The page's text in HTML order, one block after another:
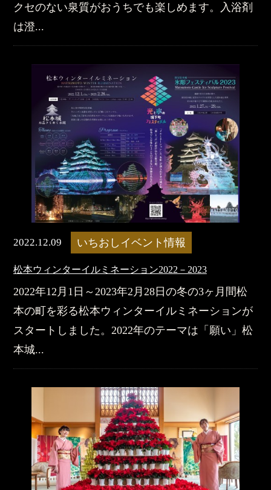
クセのない泉質がおうちでも楽しめます。入浴剤
は澄...
2022.12.09 いちおしイベント情報
松本ウィンターイルミネーション2022－2023
2022年12月1日～2023年2月28日の冬の3ヶ月間松
本の町を彩る松本ウィンターイルミネーションが
スタートしました。​2022年のテーマは「願い」松
本城...